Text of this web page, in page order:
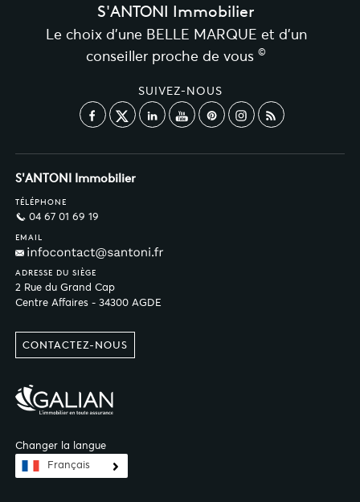
S'ANTONI Immobilier
Le choix d’une BELLE MARQUE et d’un
conseiller proche de vous ©
SUIVEZ-NOUS
S'ANTONI Immobilier
TÉLÉPHONE
04 67 01 69 19
EMAIL
ADRESSE DU SIÈGE
2 Rue du Grand Cap
Centre Affaires - 34300 AGDE
CONTACTEZ-NOUS
Changer la langue
Français